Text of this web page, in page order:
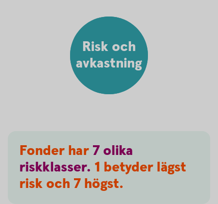
Risk och
avkastning
Fonder har 7 olika
riskklasser. 1 betyder lägst
risk och 7 högst.